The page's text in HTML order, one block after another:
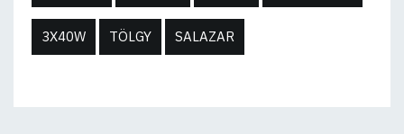
3X40W TÖLGY SALAZAR